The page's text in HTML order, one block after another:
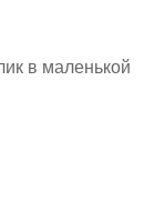
в маленькой